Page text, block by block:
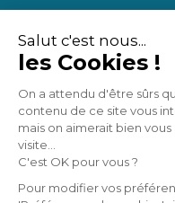
Salut c'est nous...
les Cookies !
On a attendu d'être sûrs
contenu de ce site vous
mais on aimerait bien
visite...
C'est OK pour vous ?
Pour modifier vos